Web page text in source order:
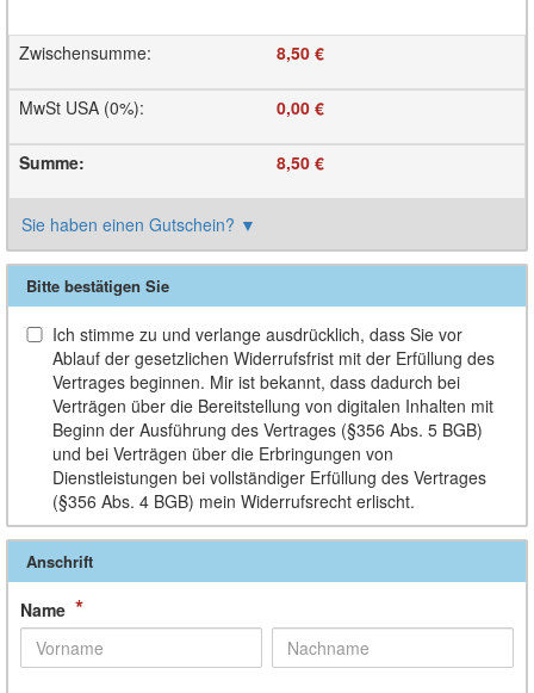
Zwischensumme: 8,50 €
MwSt USA (0%): 0,00 €
Summe: 8,50 €
Sie haben einen Gutschein? ▼
Bitte bestätigen Sie
Ich stimme zu und verlange ausdrücklich, dass Sie vor
Ablauf der gesetzlichen Widerrufsfrist mit der Erfüllung des
Vertrages beginnen. Mir ist bekannt, dass dadurch bei
Verträgen über die Bereitstellung von digitalen Inhalten mit
Beginn der Ausführung des Vertrages (§356 Abs. 5 BGB)
und bei Verträgen über die Erbringungen von
Dienstleistungen bei vollständiger Erfüllung des Vertrages
(§356 Abs. 4 BGB) mein Widerrufsrecht erlischt.
Anschrift
Name *